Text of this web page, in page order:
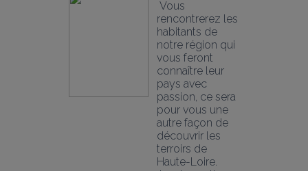
rencontrerez les
habitants de
notre région qui
vous feront
connaître leur
pays avec
passion, ce sera
pour vous une
autre façon de
découvrir les
terroirs de
Haute-Loire.